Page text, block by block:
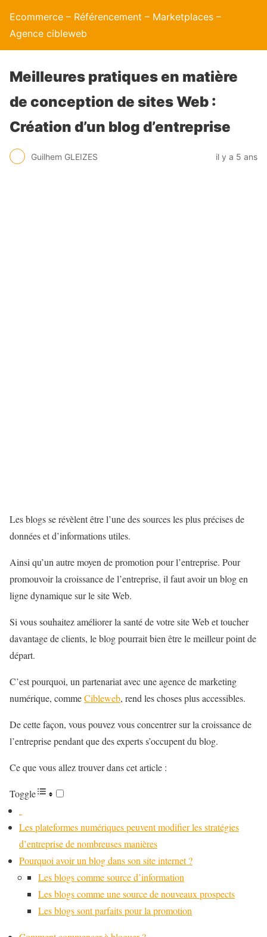
Ecommerce – Référencement – Marketplaces –
Agence cibleweb
Meilleures pratiques en matière
de conception de sites Web :
Création d’un blog d’entreprise
Guilhem GLEIZES il y a 5 ans
Les blogs se révèlent être l’une des sources les plus précises de
données et d’informations utiles.
Ainsi qu’un autre moyen de promotion pour l’entreprise. Pour
promouvoir la croissance de l’entreprise, il faut avoir un blog en
ligne dynamique sur le site Web.
Si vous souhaitez améliorer la santé de votre site Web et toucher
davantage de clients, le blog pourrait bien être le meilleur point de
départ.
C’est pourquoi, un partenariat avec une agence de marketing
numérique, commeCibleweb, rend les choses plus accessibles.
De cette façon, vous pouvez vous concentrer sur la croissance de
l’entreprise pendant que des experts s’occupent du blog.
Ce que vous allez trouver dans cet article :
Toggle
Les plateformes numériques peuvent modifier les stratégies
d’entreprise de nombreuses manières
Pourquoi avoir un blog dans son site internet ?
Les blogs comme source d’information
Les blogs comme une source de nouveaux prospects
Les blogs sont parfaits pour la promotion